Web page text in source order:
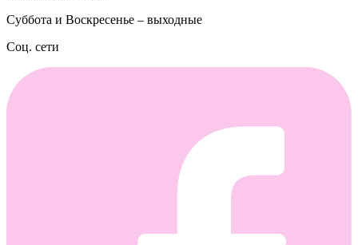
Суббота и Воскресенье – выходные
Соц. сети